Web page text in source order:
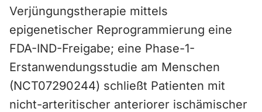
Verjüngungstherapie mittels
epigenetischer Reprogrammierung eine
FDA-IND-Freigabe; eine Phase-1-
Erstanwendungsstudie am Menschen
(NCT07290244) schließt Patienten mit
nicht-arteritischer anteriorer ischämischer